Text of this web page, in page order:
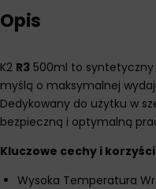
Opis
K2 R3 500ml to syntetyczny
myślą o maksymalnej
Dedykowany do użytku w
bezpieczną i optymalną
Kluczowe cechy i korzyści
Wysoka Temperatura